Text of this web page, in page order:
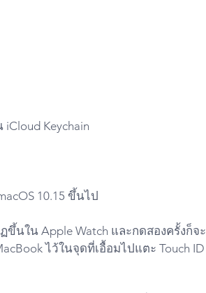
Keychain
10.15 ขึ้นไป
ขึ้นใน Apple Watch และกดสองครั้งก็จะ
ไว้ในจุดที่เอื้อมไปแตะ Touch ID